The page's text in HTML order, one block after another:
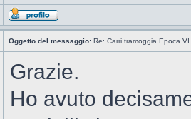
Oggetto del messaggio: Re: Carri tramoggia Epoca VI
Grazie.
Ho avuto